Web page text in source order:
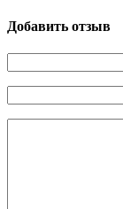
Добавить отзыв